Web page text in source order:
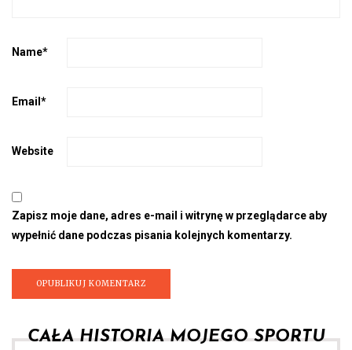
Name*
Email *
Website
Zapisz moje dane, adres e-mail i witrynę w przeglądarce aby
wypełnić dane podczas pisania kolejnych komentarzy.
CAŁA HISTORIA MOJEGO SPORTU